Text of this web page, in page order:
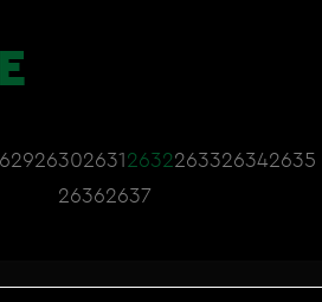
263026312632263326342635
26362637